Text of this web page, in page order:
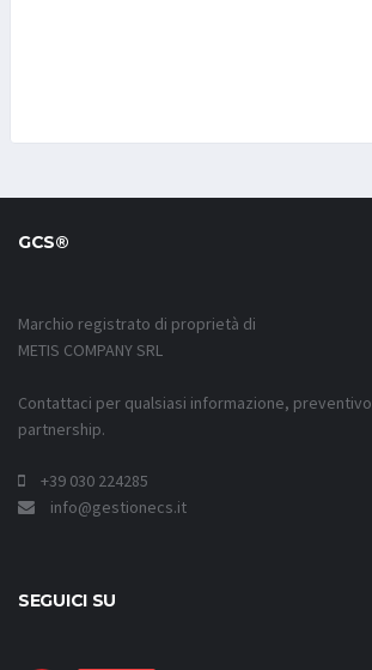
GCS®
Marchio registrato di proprietà di
METIS COMPANY SRL
Contattaci per qualsiasi informazione,
partnership.
+39 030 224285
info@gestionecs.it
SEGUICI SU